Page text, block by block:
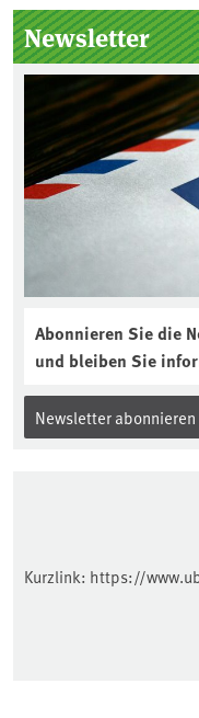
Jahres
eigentlich
aktuellen Podcast
reinhören:
https://
interview-
Newsletter
Abonnieren Sie die
und bleiben Sie
Newsletter abonnieren
Kurzlink: https://